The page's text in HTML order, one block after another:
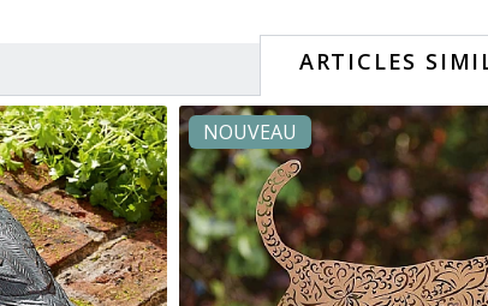
ARTICLES
NOUVEAU